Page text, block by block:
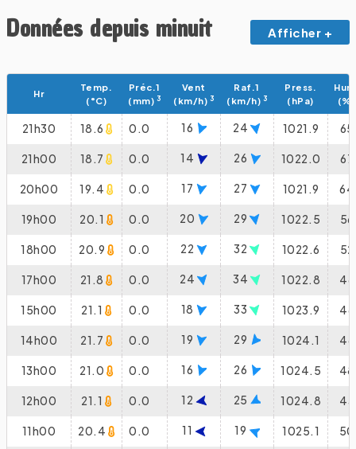
Données depuis minuit Afficher +
Hr
Temp.
(°C)
Préc.1
(mm) 3
Vent
(km/h) 3
Raf.1
(km/h) 3
Press.
(hPa)
(%)
21h30 18.6 0.0 16 24 1021.9 65
21h00 18.7 0.0 14 26 1022.0 67
20h00 19.4 0.0 17 27 1021.9 64
19h00 20.1 0.0 20 29 1022.5 56
18h00 20.9 0.0 22 32 1022.6 52
17h00 21.8 0.0 24 34 1022.8 46
15h00 21.1 0.0 18 33 1023.9 46
14h00 21.7 0.0 19 29 1024.1 46
13h00 21.0 0.0 16 26 1024.5 48
12h00 21.1 0.0 12 25 1024.8 43
11h00 20.4 0.0 11 19 1025.1 50